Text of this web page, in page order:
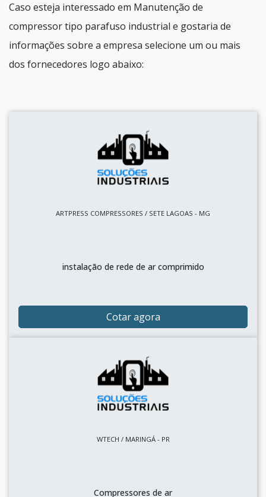
Caso esteja interessado em Manutenção de
compressor tipo parafuso industrial e gostaria de
informações sobre a empresa selecione um ou mais
dos fornecedores logo abaixo:
ARTPRESS COMPRESSORES / SETE LAGOAS - MG
instalação de rede de ar comprimido
Cotar agora
WTECH / MARINGÁ - PR
Compressores de ar